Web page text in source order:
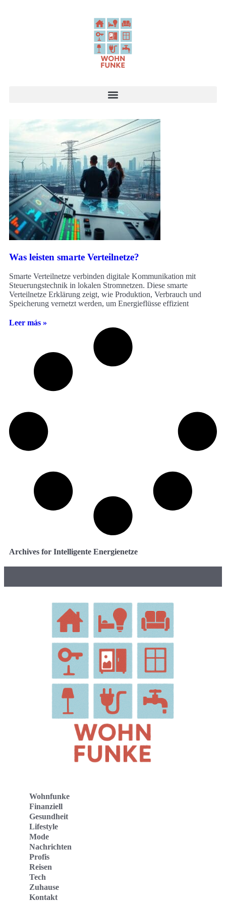
Was leisten smarte Verteilnetze?
Smarte Verteilnetze verbinden digitale Kommunikation mit
Steuerungstechnik in lokalen Stromnetzen. Diese smarte
Verteilnetze Erklärung zeigt, wie Produktion, Verbrauch und
Speicherung vernetzt werden, um Energieflüsse effizient
Leer más »
Archives for Intelligente Energienetze
Wohnfunke
Finanziell
Gesundheit
Lifestyle
Mode
Nachrichten
Profis
Reisen
Tech
Zuhause
Kontakt